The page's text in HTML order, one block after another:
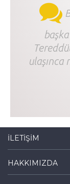
İLETIŞIM
HAKKIMIZDA